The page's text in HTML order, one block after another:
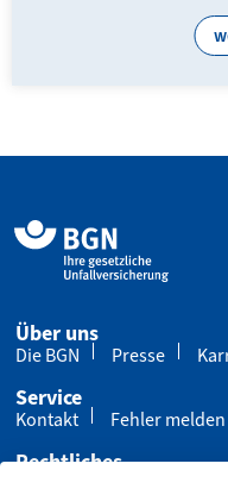
Über uns
Die BGN Presse
Service
Kontakt Fehler melden
Rechtliches